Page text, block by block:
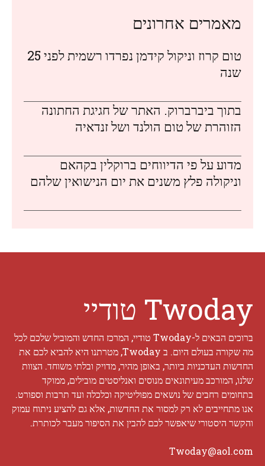
מאמרים אחרונים
טום קרוז וניקול קידמן נפרדו רשמית לפני 25
שנה
בתוך ביברברוק. האתר של חגיגת החתונה
הזוהרת של טום הולנד ושל זנדאיה
מדוע על פי הדיווחים ברוקלין בקהאם
וניקולה פלץ משנים את יום הנישואין שלהם
Twoday טודיי
ברוכים הבאים ל-Twoday טודיי, המרכז החדש והמוביל שלכם לכל
מה שקורה בעולם היום. ב Twoday, מטרתנו היא להביא לכם את
החדשות העדכניות ביותר, באופן מהיר, מדויק ובלתי משוחד. הצוות
שלנו, המורכב מעיתונאים מנוסים ואנליסטים מובילים, ממוקד
בתחומים רחבים של נושאים מפוליטיקה וכלכלה ועד תרבות וספורט.
אנו מתחייבים לא רק למסור את החדשות, אלא גם להציע ניתוח עמוק
והקשר היסטורי שיאפשר לכם להבין את הסיפור מעבר לכותרת.
Twoday@aol.com